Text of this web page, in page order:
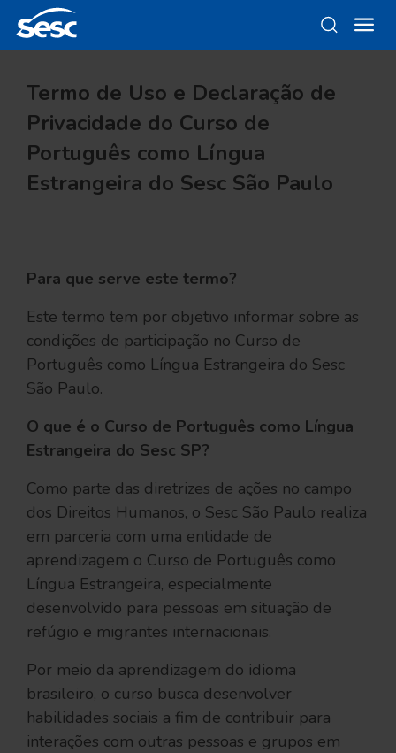
Termo de Uso e Declaração de
Privacidade do Curso de
Português como Língua
Estrangeira do Sesc São Paulo
Para que serve este termo?
Este termo tem por objetivo informar sobre as
condições de participação no Curso de
Português como Língua Estrangeira do Sesc
São Paulo.
O que é o Curso de Português como Língua
Estrangeira do Sesc SP?
Como parte das diretrizes de ações no campo
dos Direitos Humanos, o Sesc São Paulo realiza
em parceria com uma entidade de
aprendizagem o Curso de Português como
Língua Estrangeira, especialmente
desenvolvido para pessoas em situação de
refúgio e migrantes internacionais.
Por meio da aprendizagem do idioma
brasileiro, o curso busca desenvolver
habilidades sociais a fim de contribuir para
interações com outras pessoas e grupos em